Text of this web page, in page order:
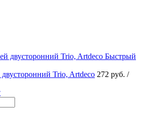
Быстрый
Trio, Artdeco 272 руб. /